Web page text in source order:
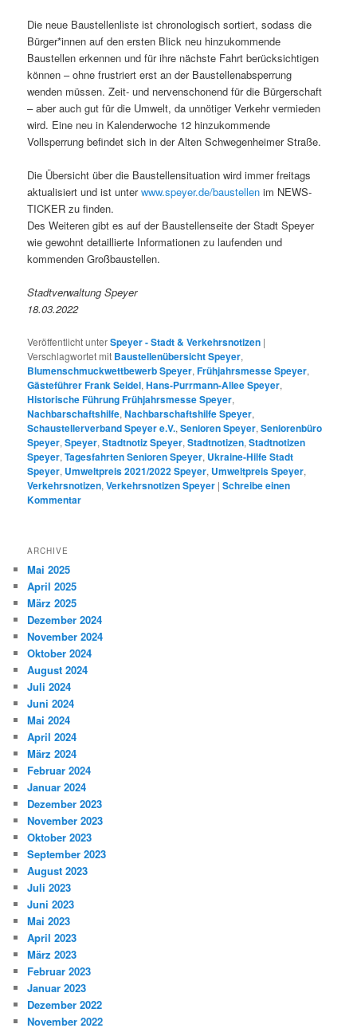
Die neue Baustellenliste ist chronologisch sortiert, sodass die
Bürger*innen auf den ersten Blick neu hinzukommende
Baustellen erkennen und für ihre nächste Fahrt berücksichtigen
können – ohne frustriert erst an der Baustellenabsperrung
wenden müssen. Zeit- und nervenschonend für die Bürgerschaft
– aber auch gut für die Umwelt, da unnötiger Verkehr vermieden
wird. Eine neu in Kalenderwoche 12 hinzukommende
Vollsperrung befindet sich in der Alten Schwegenheimer Straße.
Die Übersicht über die Baustellensituation wird immer freitags
aktualisiert und ist unterwww.speyer.de/baustellen im NEWS-
TICKER zu finden.
Des Weiteren gibt es auf der Baustellenseite der Stadt Speyer
wie gewohnt detaillierte Informationen zu laufenden und
kommenden Großbaustellen.
Stadtverwaltung Speyer
18.03.2022
Veröffentlicht unterSpeyer - Stadt & Verkehrsnotizen |
Verschlagwortet mit Baustellenübersicht Speyer,
Blumenschmuckwettbewerb Speyer,Frühjahrsmesse Speyer,
Gästeführer Frank Seidel,Hans-Purrmann-Allee Speyer,
Historische Führung Frühjahrsmesse Speyer,
Nachbarschaftshilfe,Nachbarschaftshilfe Speyer,
Schaustellerverband Speyer e.V.,Senioren Speyer,Seniorenbüro
Speyer,Speyer,Stadtnotiz Speyer,Stadtnotizen,Stadtnotizen
Speyer,Tagesfahrten Senioren Speyer, Ukraine-Hilfe Stadt
Speyer, Umweltpreis 2021/2022 Speyer, Umweltpreis Speyer,
Verkehrsnotizen,Verkehrsnotizen Speyer |Schreibe einen
Kommentar
ARCHIVE
Mai 2025
April 2025
März 2025
Dezember 2024
November 2024
Oktober 2024
August 2024
Juli 2024
Juni 2024
Mai 2024
April 2024
März 2024
Februar 2024
Januar 2024
Dezember 2023
November 2023
Oktober 2023
September 2023
August 2023
Juli 2023
Juni 2023
Mai 2023
April 2023
März 2023
Februar 2023
Januar 2023
Dezember 2022
November 2022